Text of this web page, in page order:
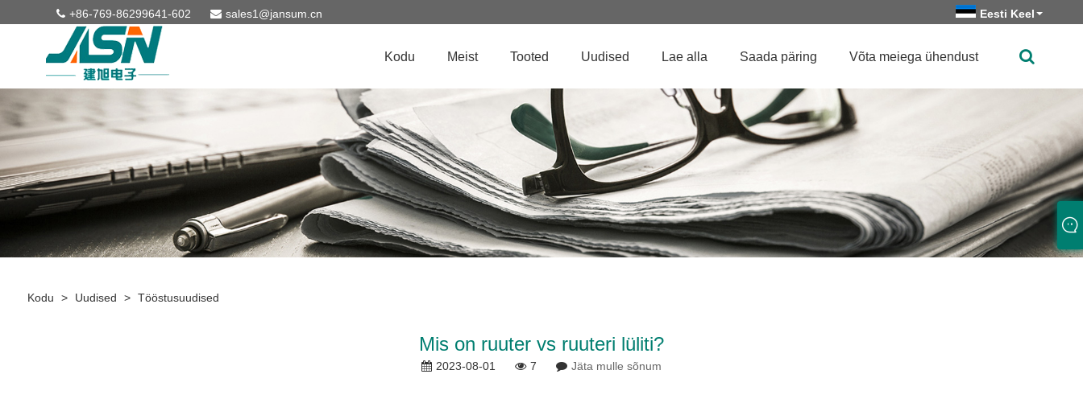
+86-769-86299641-602 sales1@jansum.cn Eesti Keel
Kodu Meist Tooted Uudised Lae alla Saada päring Võta meiega ühendust
Kodu > Uudised > Tööstusuudised
Mis on ruuter vs ruuteri lüliti?
2023-08-01 7 Jäta mulle sõnum